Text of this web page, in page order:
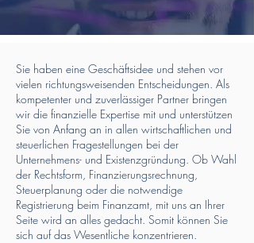
Sie haben eine Geschäftsidee und stehen vor
vielen richtungsweisenden Entscheidungen. Als
kompetenter und zuverlässiger Partner bringen
wir die finanzielle Expertise mit und unterstützen
Sie von Anfang an in allen wirtschaftlichen und
steuerlichen Fragestellungen bei der
Unternehmens- und Existenzgründung. Ob Wahl
der Rechtsform, Finanzierungsrechnung,
Steuerplanung oder die notwendige
Registrierung beim Finanzamt, mit uns an Ihrer
Seite wird an alles gedacht. Somit können Sie
sich auf das Wesentliche konzentrieren.